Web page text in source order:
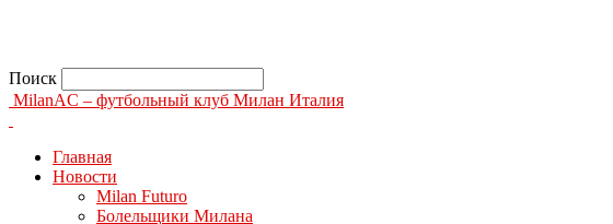
Поиск
MilanAC – футбольный клуб Милан Италия
Главная
Новости
Milan Futuro
Болельщики Милана